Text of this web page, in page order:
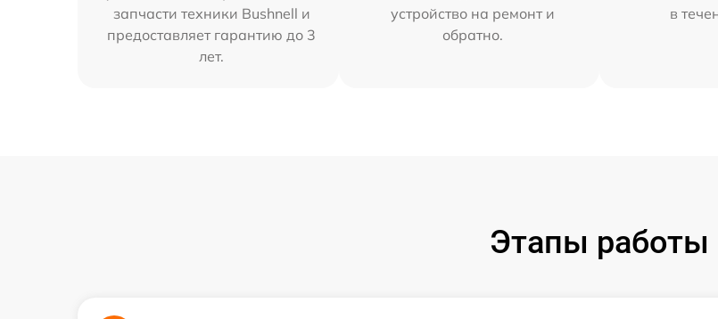
запчасти техники Bushnell и
предоставляет гарантию до 3
лет.
устройство на ремонт и
обратно.
в
Этапы работы